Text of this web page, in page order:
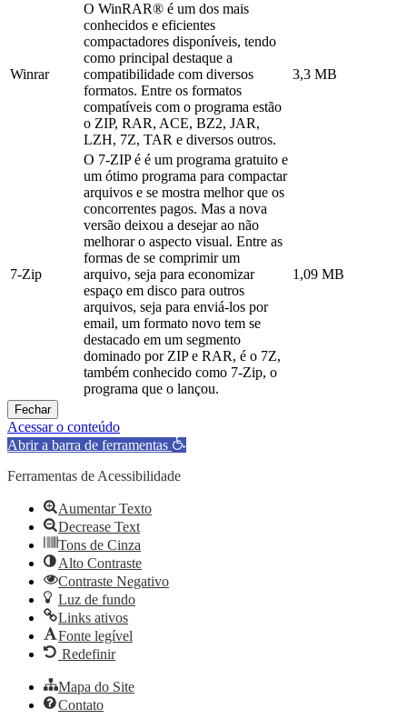
Winrar
O WinRAR® é um dos mais
conhecidos e eficientes
compactadores disponíveis, tendo
como principal destaque a
compatibilidade com diversos
formatos. Entre os formatos
compatíveis com o programa estão
o ZIP, RAR, ACE, BZ2, JAR,
LZH, 7Z, TAR e diversos outros.
3,3 MB
7-Zip
O 7-ZIP é é um programa gratuito e
um ótimo programa para compactar
arquivos e se mostra melhor que os
concorrentes pagos. Mas a nova
versão deixou a desejar ao não
melhorar o aspecto visual. Entre as
formas de se comprimir um
arquivo, seja para economizar
espaço em disco para outros
arquivos, seja para enviá-los por
email, um formato novo tem se
destacado em um segmento
dominado por ZIP e RAR, é o 7Z,
também conhecido como 7-Zip, o
programa que o lançou.
1,09 MB
Fechar
Acessar o conteúdo
Abrir a barra de ferramentas
Ferramentas de Acessibilidade
Aumentar Texto
Decrease Text
Tons de Cinza
Alto Contraste
Contraste Negativo
Luz de fundo
Links ativos
Fonte legível
Redefinir
Mapa do Site
Contato